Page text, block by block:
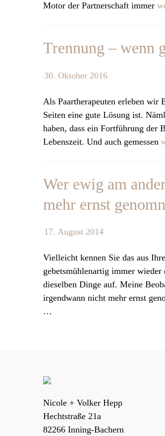
Motor der Partnerschaft immer
Trennung – wenn
30. Oktober 2016
Als Paartherapeuten erleben wir
Seiten eine gute Lösung ist.
haben, dass ein Fortführung der
Lebenszeit. Und auch gemessen
Wer ewig am
mehr ernst
17. August 2014
Vielleicht kennen Sie das aus
gebetsmühlenartig immer wieder
dieselben Dinge auf. Meine
irgendwann nicht mehr ernst
…
Nicole + Volker Hepp
Hechtstraße 21a
82266 Inning-Bachern